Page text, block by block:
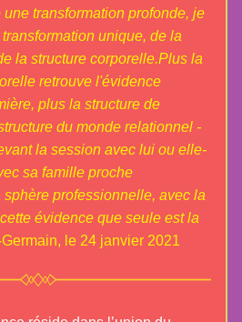
transformation profonde, je
unique, de la
la structure corporelle.Plus la
retrouve l'évidence
plus la structure de
du monde relationnel -
la session avec lui ou elle-
sa famille proche
professionnelle, avec la
évidence que seule est la
le 24 janvier 2021